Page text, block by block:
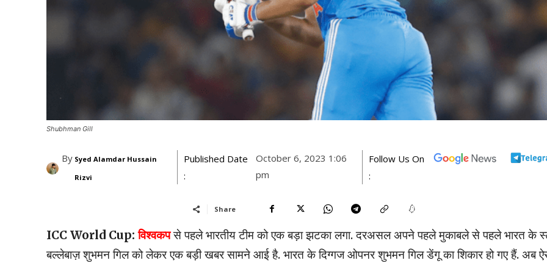
Shubhman Gill
By Syed Alamdar Hussain
Rizvi
Published Date
:
October 6, 2023 1:06
pm
Follow Us On
:
Share
ICC World Cup: विश्वकपसे पहले भारतीय टीम को एक बड़ा झटका लगा. दरअसल अपने पहले मुकाबले से पहले भारत के
बल्लेबाज़ शुभमन गिल को लेकर एक बड़ी खबर सामने आई है. भारत के दिग्गज ओपनर शुभमन गिल डेंगू का शिकार हो गए हैं. अब